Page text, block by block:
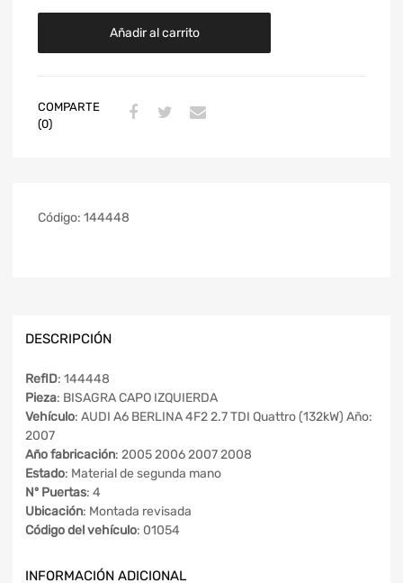
Añadir al carrito
COMPARTE
(0)
Código: 144448
DESCRIPCIÓN
RefID: 144448
Pieza: BISAGRA CAPO IZQUIERDA
Vehículo: AUDI A6 BERLINA 4F2 2.7 TDI Quattro (132kW) Año:
2007
Año fabricación: 2005 2006 2007 2008
Estado: Material de segunda mano
Nº Puertas: 4
Ubicación: Montada revisada
Código del vehículo: 01054
INFORMACIÓN ADICIONAL